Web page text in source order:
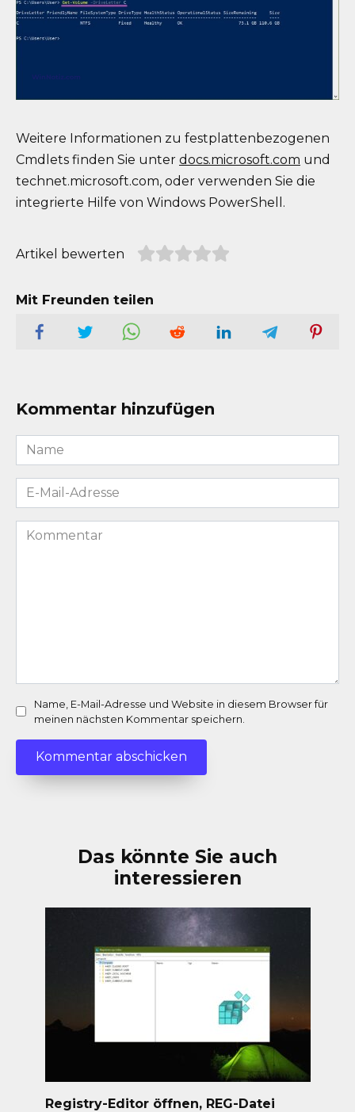
Weitere Informationen zu festplattenbezogenen
Cmdlets finden Sie unter docs.microsoft.com und
technet.microsoft.com, oder verwenden Sie die
integrierte Hilfe von Windows PowerShell.
Artikel bewerten
Mit Freunden teilen
Kommentar hinzufügen
Name
*
E-
Mail-
Adresse
Kommentar
Name, E-Mail-Adresse und Website in diesem Browser für
meinen nächsten Kommentar speichern.
Das könnte Sie auch
interessieren
Registry-Editor öffnen, REG-Datei